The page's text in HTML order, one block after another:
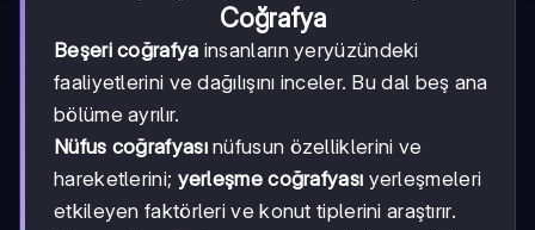
Coğrafya
Beşeri coğrafya insanların yeryüzündeki
faaliyetlerini ve dağılışını inceler. Bu dal beş ana
bölüme ayrılır.
Nüfus coğrafyasınüfusun özelliklerini ve
hareketlerini; yerleşme coğrafyası yerleşmeleri
etkileyen faktörleri ve konut tiplerini araştırır.